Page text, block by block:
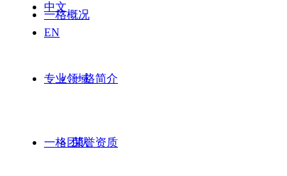
一格概况
一格简介
荣誉资质
专业领域
一格团队
中文
EN